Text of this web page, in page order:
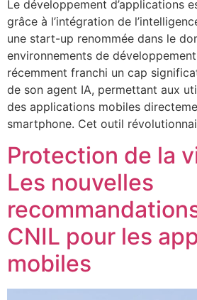
Le développement d’applications
grâce à l’intégration de
une start-up renommée dans le
environnements de
récemment franchi un cap
de son agent IA, permettant aux
des applications mobiles
smartphone. Cet outil
Protection de la
Les nouvelles
CNIL pour les
mobiles